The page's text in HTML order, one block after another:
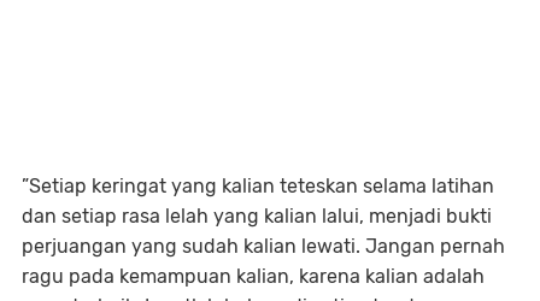
”Setiap keringat yang kalian teteskan selama latihan
dan setiap rasa lelah yang kalian lalui, menjadi bukti
perjuangan yang sudah kalian lewati. Jangan pernah
ragu pada kemampuan kalian, karena kalian adalah